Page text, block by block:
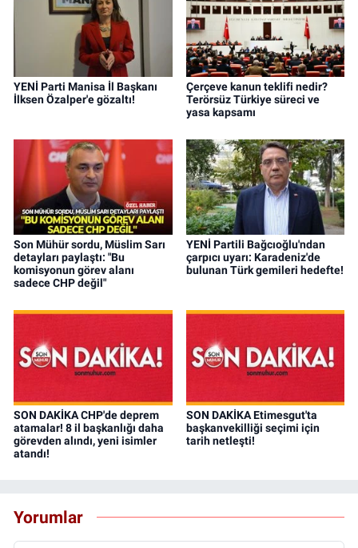
YENİ Parti Manisa İl Başkanı
İlksen Özalper'e gözaltı!
Çerçeve kanun teklifi nedir?
Terörsüz Türkiye süreci ve
yasa kapsamı
Son Mühür sordu, Müslim Sarı
detayları paylaştı: "Bu
komisyonun görev alanı
sadece CHP değil"
YENİ Partili Bağcıoğlu'ndan
çarpıcı uyarı: Karadeniz'de
bulunan Türk gemileri hedefte!
SON DAKİKA CHP'de deprem
atamalar! 8 il başkanlığı daha
görevden alındı, yeni isimler
atandı!
SON DAKİKA Etimesgut'ta
başkanvekilliği seçimi için
tarih netleşti!
Yorumlar